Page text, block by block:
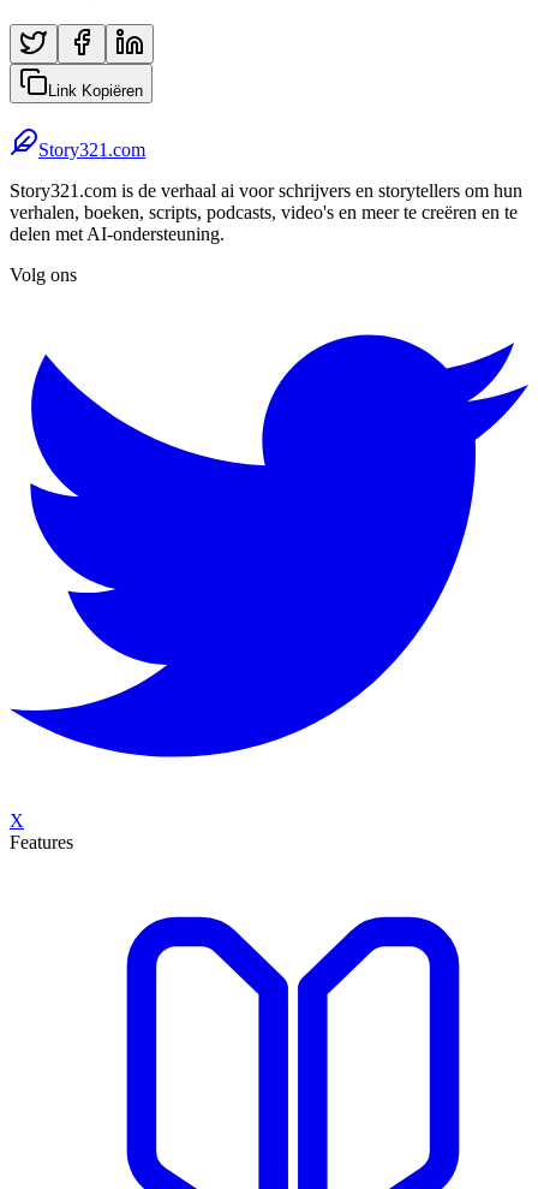
Link Kopiëren
Story321.com
Story321.com is de verhaal ai voor schrijvers en storytellers om hun
verhalen, boeken, scripts, podcasts, video's en meer te creëren en te
delen met AI-ondersteuning.
Volg ons
X
Features